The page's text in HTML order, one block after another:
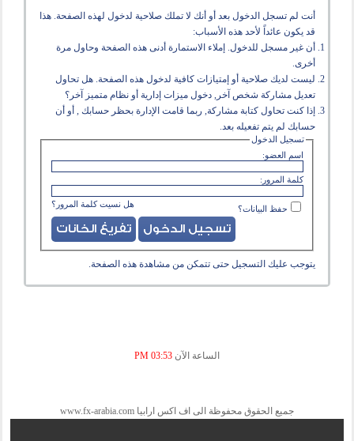
أنت لم تسجل الدخول بعد أو أنك لا تملك صلاحية لدخول لهذه الصفحة. هذا
قد يكون عائداً لأحد هذه الأسباب:
أن غير مسجل للدخول. إملاء الاستمارة أدنى هذه الصفحة وحاول مرة
أخرى.
ليست لديك صلاحية أو إمتيازات كافية لدخول هذه الصفحة. هل تحاول
تعديل مشاركة شخص آخر, دخول ميزات إدارية أو نظام متميز آخر؟
إذا كنت تحاول كتابة مشاركة, ربما قامت الإدارة بحظر حسابك , أو أن
حسابك لم يتم تفعيله بعد.
تسجيل الدخول
اسم العضو:
كلمة المرور:
هل نسيت كلمة المرور؟ حفظ البيانات؟
يتوجب عليك التسجيل حتى تتمكن من مشاهدة هذه الصفحة.
الساعة الآن 03:53 PM
جميع الحقوق محفوظة الى اف اكس ارابيا www.fx-arabia.com